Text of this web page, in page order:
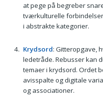
at pege på begreber
tværkulturelle
i abstrakte kategorier.
Krydsord: Gitteropgave,
ledetråde. Rebusser kan
temaer i krydsord. Ordet
avisspalte og digitale
og associationer.